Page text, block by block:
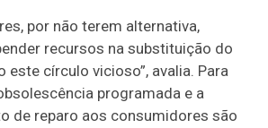
por não terem alternativa,
recursos na substituição do
este círculo vicioso”, avalia. Para
programada e a
de reparo aos consumidores são